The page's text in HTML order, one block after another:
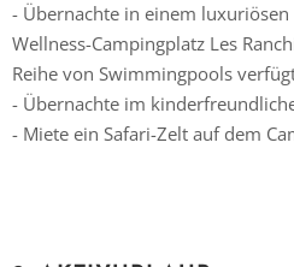
- Übernachte in einem
Wellness-Campingplatz Les
Reihe von Swimmingpools
- Übernachte im
- Miete ein Safari-Zelt auf dem